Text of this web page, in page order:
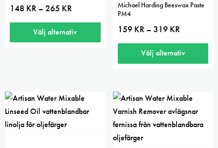
148 KR – 265 KR
till
265 kr
Välj alternativ
flera
varianter.
De
Michael Harding Beeswax Paste
PM4
159 KR – 319 KRPrisintervall:
till
319 kr
Välj alternativ
produkten
har
flera
varianter.